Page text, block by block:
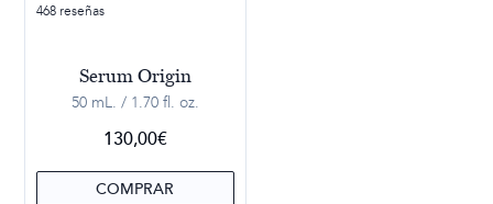
468 reseñas
Serum Origin
50 mL. / 1.70 fl. oz.
130,00€
COMPRAR